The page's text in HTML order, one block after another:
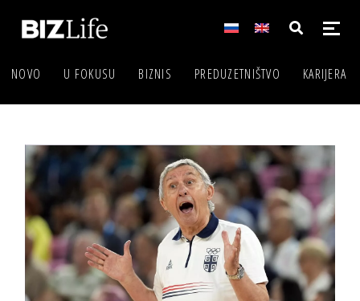
NOVO U FOKUSU BIZNIS PREDUZETNIŠTVO KARIJERA